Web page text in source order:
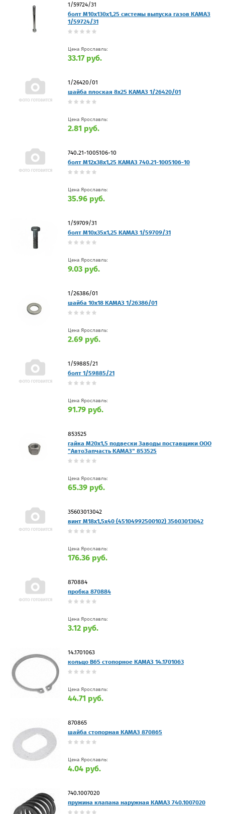
1/59724/31
болт М10х130х1,25 системы выпуска газов КАМАЗ
1/59724/31
Цена Ярославль:
33.17 руб.
1/26420/01
шайба плоская 8х25 КАМАЗ 1/26420/01
Цена Ярославль:
2.81 руб.
740.21-1005106-10
болт М12х38х1,25 КАМАЗ 740.21-1005106-10
Цена Ярославль:
35.96 руб.
1/59709/31
болт М10х35х1,25 КАМАЗ 1/59709/31
Цена Ярославль:
9.03 руб.
1/26386/01
шайба 10х18 КАМАЗ 1/26386/01
Цена Ярославль:
2.69 руб.
1/59885/21
болт 1/59885/21
Цена Ярославль:
91.79 руб.
853525
гайка М20х1,5 подвески Заводы поставщики ООО
"АвтоЗапчасть КАМАЗ" 853525
Цена Ярославль:
65.39 руб.
35603013042
винт M18x1,5x40 (45104992500102) 35603013042
Цена Ярославль:
176.36 руб.
870884
пробка 870884
Цена Ярославль:
3.12 руб.
14.1701063
кольцо В65 стопорное КАМАЗ 14.1701063
Цена Ярославль:
44.71 руб.
870865
шайба стопорная КАМАЗ 870865
Цена Ярославль:
4.04 руб.
740.1007020
пружина клапана наружная КАМАЗ 740.1007020